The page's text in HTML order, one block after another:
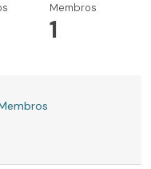
Membros
1